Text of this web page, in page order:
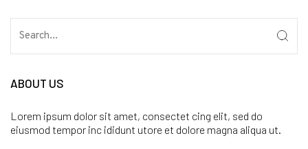
ABOUT US
Lorem ipsum dolor sit amet, consectet cing elit, sed do
eiusmod tempor inc ididunt utore et dolore magna aliqua ut.